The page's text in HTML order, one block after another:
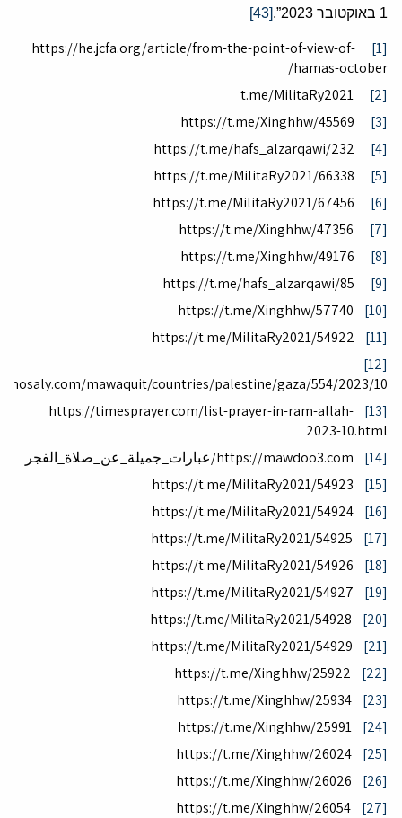
1 באוקטובר 2023”.
[43]
[1]
https://he.jcfa.org/article/from-the-point-of-view-of-
hamas-october/
[2]
[3]
[4]
[5]
[6]
[7]
[8]
[9]
[10]
[11]
[12]
mawaquit/countries/palestine/gaza/554/2023/10
[13]
https://timesprayer.com/list-prayer-in-ram-allah-
2023-10.html
[14]
[15]
[16]
[17]
[18]
[19]
[20]
[21]
[22]
[23]
[24]
[25]
[26]
[27]